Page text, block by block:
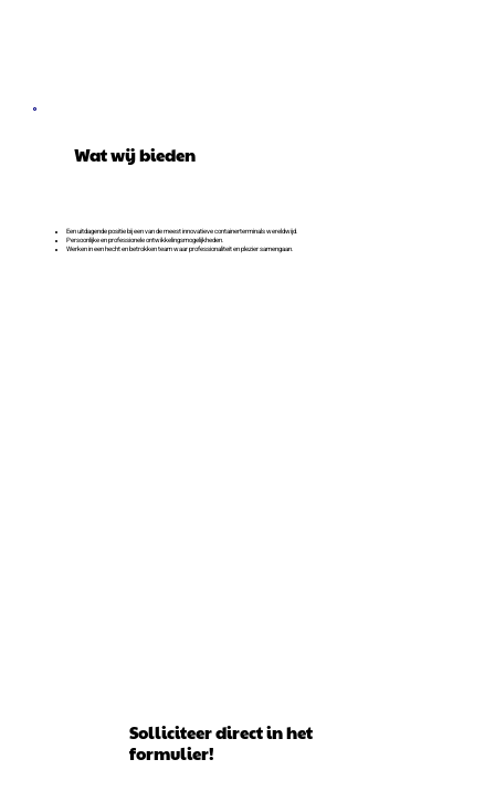
Wat wij bieden
Een uitdagende positie bij een van de meest innovatieve containerterminals wereldwijd.
Persoonlijke en professionele ontwikkelingsmogelijkheden.
Werken in een hecht en betrokken team waar professionaliteit en plezier samengaan.
Solliciteer direct in het
formulier!